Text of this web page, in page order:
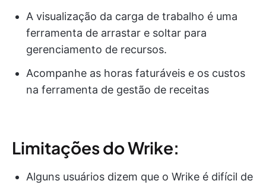
A visualização da carga de trabalho é uma
ferramenta de arrastar e soltar para
gerenciamento de recursos.
Acompanhe as horas faturáveis e os custos
na ferramenta de gestão de receitas
Limitações do Wrike:
Alguns usuários dizem que o Wrike é difícil de